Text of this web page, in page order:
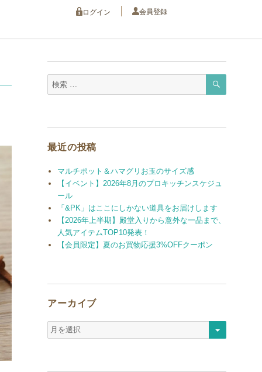
ログイン 会員登録
検
検
最近の投稿
マルチポット＆ハマグリお玉のサイズ感
【イベント】2026年8月のプロキッチンスケジュ
ール
「&PK」はここにしかない道具をお届けします
【2026年上半期】殿堂入りから意外な一品まで、
人気アイテムTOP10発表！
【会員限定】夏のお買物応援3%OFFクーポン
アーカイブ
ア
ー